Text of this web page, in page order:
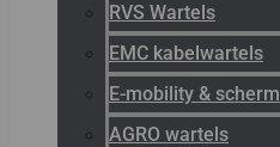
RVS Wartels
EMC kabelwartels
E-mobility &
AGRO wartels